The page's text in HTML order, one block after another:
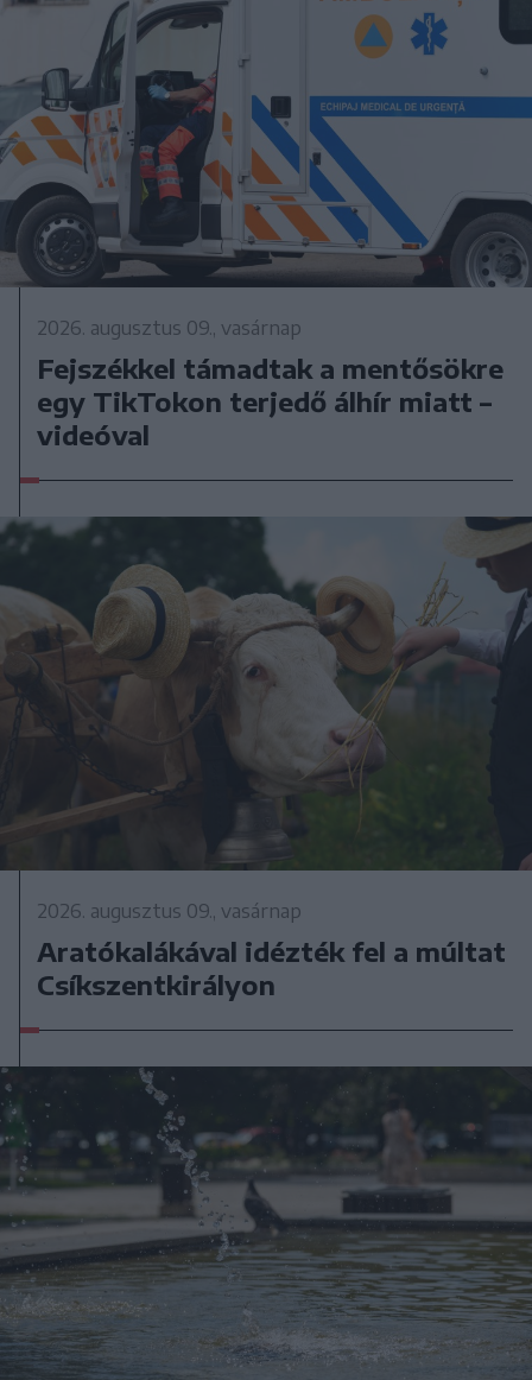
2026. augusztus 09., vasárnap
Fejszékkel támadtak a mentősökre
egy TikTokon terjedő álhír miatt –
videóval
2026. augusztus 09., vasárnap
Aratókalákával idézték fel a múltat
Csíkszentkirályon